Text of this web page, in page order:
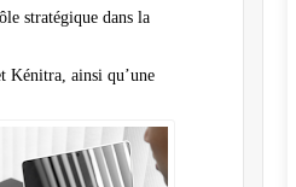
stratégique dans la
Kénitra, ainsi qu’une